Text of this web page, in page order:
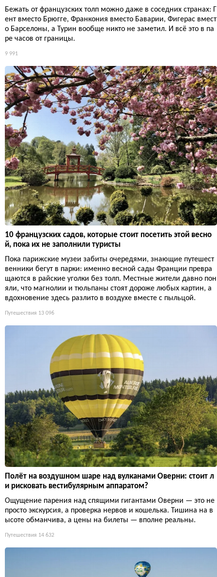
Бежать от французских толп можно даже в соседних странах: Г
ент вместо Брюгге, Франкония вместо Баварии, Фигерас вмест
о Барселоны, а Турин вообще никто не заметил. И всё это в па
ре часов от границы.
9 991
10 французских садов, которые стоит посетить этой весно
й, пока их не заполнили туристы
Пока парижские музеи забиты очередями, знающие путешест
венники бегут в парки: именно весной сады Франции превра
щаются в райские уголки без толп. Местные жители давно пон
яли, что магнолии и тюльпаны стоят дороже любых картин, а
вдохновение здесь разлито в воздухе вместе с пыльцой.
Путешествия 13 096
Полёт на воздушном шаре над вулканами Оверни: стоит л
и рисковать вестибулярным аппаратом?
Ощущение парения над спящими гигантами Оверни — это не
просто экскурсия, а проверка нервов и кошелька. Тишина на в
ысоте обманчива, а цены на билеты — вполне реальны.
Путешествия 14 632